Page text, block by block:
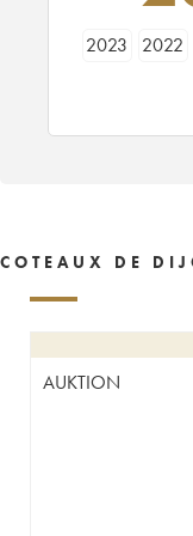
2023 2022
COTEAUX DE
AUKTION